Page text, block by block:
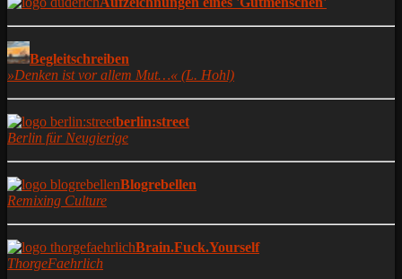
Begleitschreiben
»Denken ist vor allem Mut…« (L. Hohl)
berlin:street
Berlin für Neugierige
Blogrebellen
Remixing Culture
Brain.Fuck.Yourself
ThorgeFaehrlich